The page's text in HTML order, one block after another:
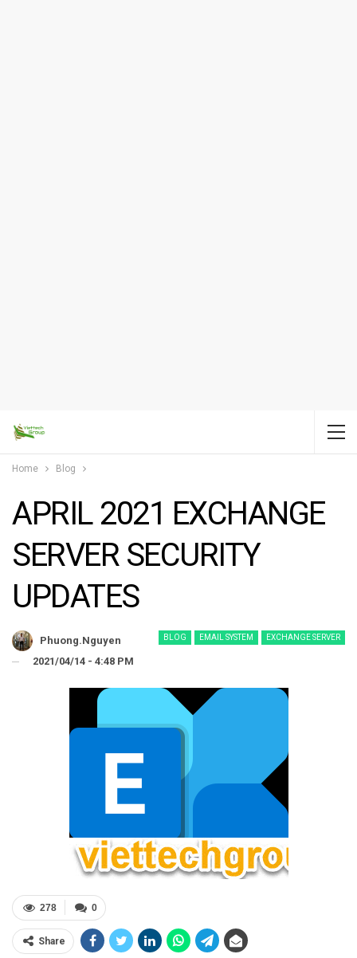
Home Blog
APRIL 2021 EXCHANGE
SERVER SECURITY
UPDATES
BLOG EMAIL SYSTEM EXCHANGE SERVER
Phuong.nguyen
2021/04/14 - 4:48 PM
0
278
Share